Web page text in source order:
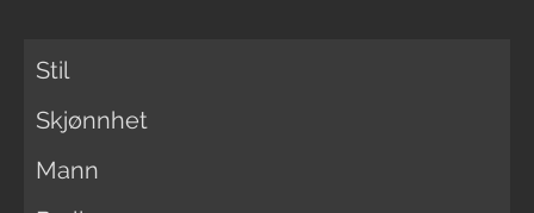
Stil
Skjønnhet
Mann